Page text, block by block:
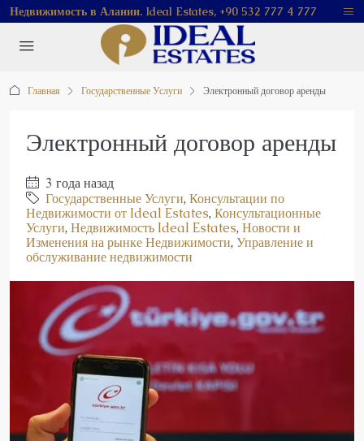
Недвижимость в Алании. Ideal Estates, +90 532 777 4 777
Главная Государственные Услуги Электронный договор аренды
Электронный договор аренды
3 года назад
Государственные Услуги, Консультации по
Недвижимости от Ideal Estates, Консультационные
Услуги, Недвижимость Ideal Estates, Новости и
Изменения на рынке Недвижимости, Управление и
обслуживание недвижимости